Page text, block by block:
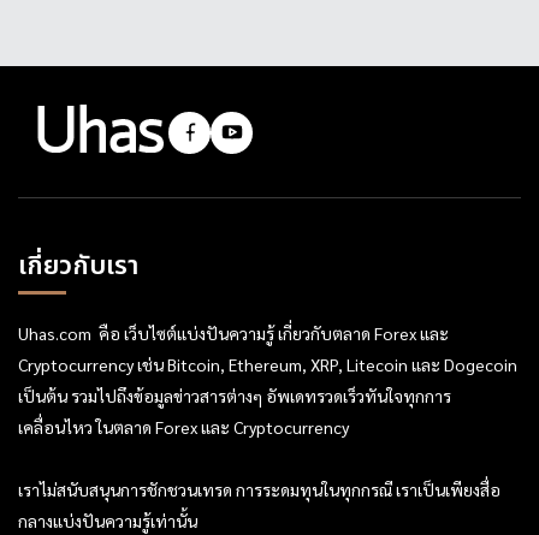
เกี่ยวกับเรา
Uhas.com คือ เว็บไซต์แบ่งปันความรู้ เกี่ยวกับตลาด Forex และ
Cryptocurrency เช่น Bitcoin, Ethereum, XRP, Litecoin และ Dogecoin
เป็นต้น รวมไปถึงข้อมูลข่าวสารต่างๆ อัพเดทรวดเร็วทันใจทุกการ
เคลื่อนไหว ในตลาด Forex และ Cryptocurrency
เราไม่สนับสนุนการชักชวนเทรด การระดมทุนในทุกกรณี เราเป็นเพียงสื่อ
กลางแบ่งปันความรู้เท่านั้น